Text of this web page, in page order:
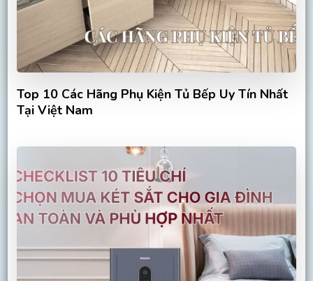
Top 10 Các Hãng Phụ Kiện Tủ Bếp Uy Tín Nhất
Tại Việt Nam